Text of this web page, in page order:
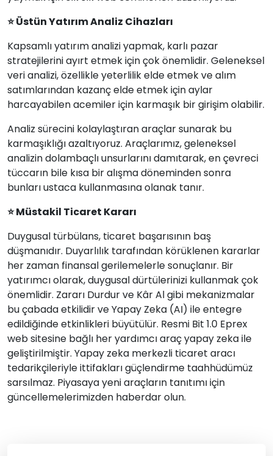
⭐ Üstün Yatırım Analiz Cihazları
Kapsamlı yatırım analizi yapmak, karlı pazar
stratejilerini ayırt etmek için çok önemlidir. Geleneksel
veri analizi, özellikle yeterlilik elde etmek ve alım
satımlarından kazanç elde etmek için aylar
harcayabilen acemiler için karmaşık bir girişim olabilir.
Analiz sürecini kolaylaştıran araçlar sunarak bu
karmaşıklığı azaltıyoruz. Araçlarımız, geleneksel
analizin dolambaçlı unsurlarını damıtarak, en çevreci
tüccarın bile kısa bir alışma döneminden sonra
bunları ustaca kullanmasına olanak tanır.
⭐ Müstakil Ticaret Kararı
Duygusal türbülans, ticaret başarısının baş
düşmanıdır. Duyarlılık tarafından körüklenen kararlar
her zaman finansal gerilemelerle sonuçlanır. Bir
yatırımcı olarak, duygusal dürtülerinizi kullanmak çok
önemlidir. Zararı Durdur ve Kâr Al gibi mekanizmalar
bu çabada etkilidir ve Yapay Zeka (AI) ile entegre
edildiğinde etkinlikleri büyütülür. Resmi Bit 1.0 Eprex
web sitesine bağlı her yardımcı araç yapay zeka ile
geliştirilmiştir. Yapay zeka merkezli ticaret aracı
tedarikçileriyle ittifakları güçlendirme taahhüdümüz
sarsılmaz. Piyasaya yeni araçların tanıtımı için
güncellemelerimizden haberdar olun.